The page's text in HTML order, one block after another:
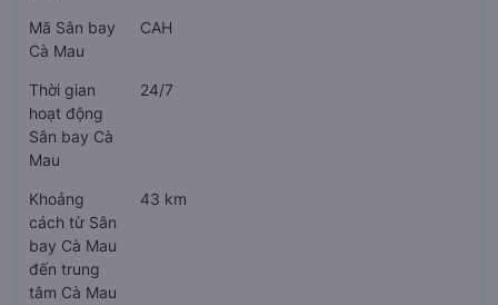
Mã Sân bay
Cà Mau
CAH
Thời gian
hoạt động
Sân bay Cà
Mau
24/7
Khoảng
cách từ Sân
bay Cà Mau
đến trung
tâm Cà Mau
43 km